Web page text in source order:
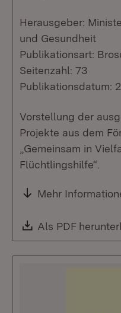
Herausgeber:
und Gesundheit
Publikationsart:
Seitenzahl: 73
Publikationsdatum:
Vorstellung der
Projekte aus dem
„Gemeinsam in
Flüchtlingshilfe“.
Mehr
Download:
Als PDF